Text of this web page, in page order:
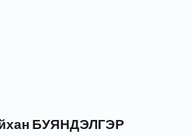
БУЯНДЭЛГЭР